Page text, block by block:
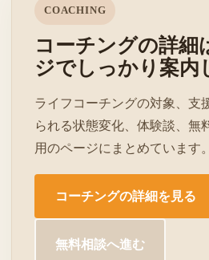
COACHING
コーチングの詳細
ジでしっかり案内
ライフコーチングの対象、支
られる状態変化、体験談、無
用のページにまとめています。
コーチングの詳細を見る
無料相談へ進む